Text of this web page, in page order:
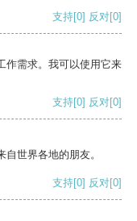
支持[0] 反对[0]
作需求。我可以使用它来
支持[0] 反对[0]
世界各地的朋友。
支持[0] 反对[0]